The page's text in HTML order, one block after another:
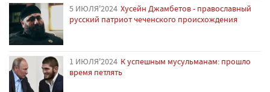
5 ИЮЛЯ'2024 Хусейн Джамбетов - православный
русский патриот чеченского происхождения
1 ИЮЛЯ'2024 К успешным мусульманам: прошло
время петлять